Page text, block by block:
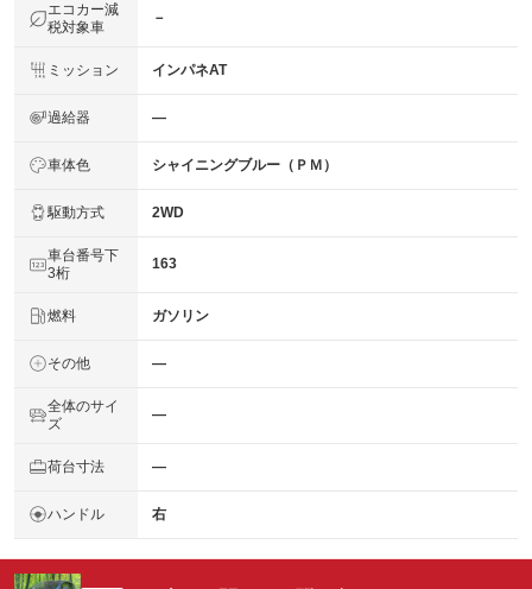
エコカー減
税対象車
－
ミッション インパネAT
過給器 ―
車体色 シャイニングブルー（ＰＭ）
駆動方式 2WD
車台番号下
3桁
163
燃料 ガソリン
その他 ―
全体のサイ
ズ
―
荷台寸法 ―
ハンドル 右